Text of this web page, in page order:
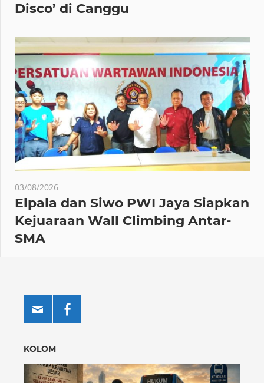
Disco’ di Canggu
03/08/2026
Elpala dan Siwo PWI Jaya Siapkan
Kejuaraan Wall Climbing Antar-
SMA
KOLOM